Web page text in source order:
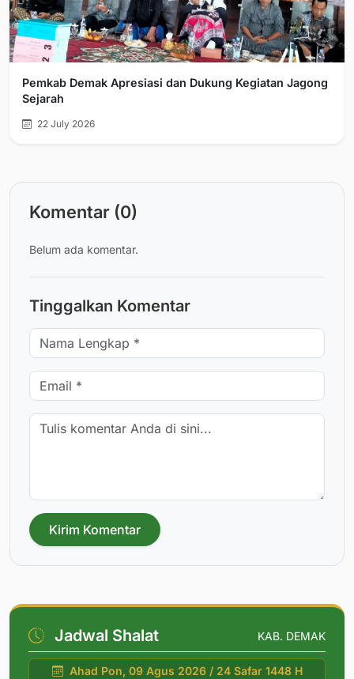
Pemkab Demak Apresiasi dan Dukung Kegiatan Jagong
Sejarah
22 July 2026
Komentar (0)
Belum ada komentar.
Tinggalkan Komentar
Kirim Komentar
Jadwal Shalat KAB. DEMAK
Ahad Pon, 09 Agus 2026 / 24 Safar 1448 H